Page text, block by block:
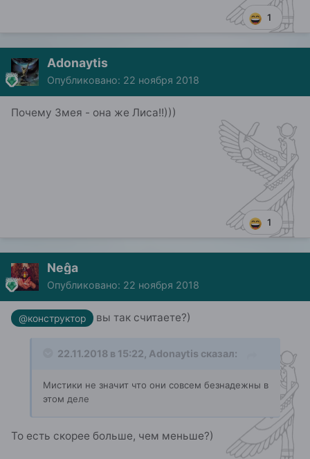
1
Adonaytis
Опубликовано: 22 ноября 2018
Почему Змея - она же Лиса!!)))
1
Neĝa
Опубликовано: 22 ноября 2018
@конструктор вы так считаете?)
22.11.2018 в 15:22, Adonaytis сказал:
Мистики не значит что они совсем безнадежны в
этом деле
То есть скорее больше, чем меньше?)